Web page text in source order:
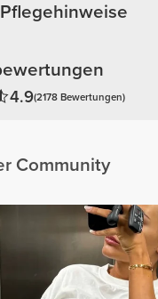
4.9(2178 Bewertungen)
Community